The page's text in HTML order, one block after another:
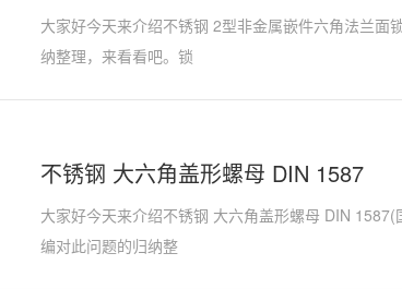
大家好今天来介绍不锈钢 2型非金属嵌件六角法兰
纳整理，来看看吧。锁
不锈钢 大六角盖形螺母 DIN 1587
大家好今天来介绍不锈钢 大六角盖形螺母 DIN
编对此问题的归纳整